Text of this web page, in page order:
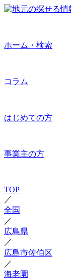
ホーム・検索
コラム
はじめての方
事業主の方
TOP
／
全国
／
広島県
／
広島市佐伯区
／
海老園